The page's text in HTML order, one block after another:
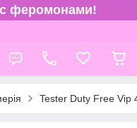
феромонами!
Tester Duty Free Vip